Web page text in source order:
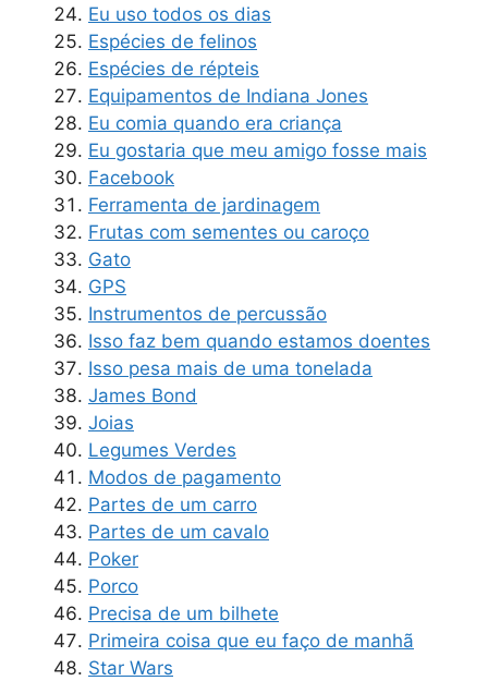
Eu uso todos os dias
Espécies de felinos
Espécies de répteis
Equipamentos de Indiana Jones
Eu comia quando era criança
Eu gostaria que meu amigo fosse mais
Facebook
Ferramenta de jardinagem
Frutas com sementes ou caroço
Gato
GPS
Instrumentos de percussão
Isso faz bem quando estamos doentes
Isso pesa mais de uma tonelada
James Bond
Joias
Legumes Verdes
Modos de pagamento
Partes de um carro
Partes de um cavalo
Poker
Porco
Precisa de um bilhete
Primeira coisa que eu faço de manhã
Star Wars